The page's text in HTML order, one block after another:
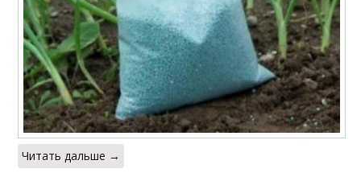
Читать дальше →